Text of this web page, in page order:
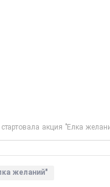
акция "Елка
желаний"